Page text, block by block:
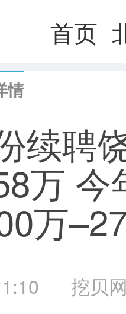
首页
情
续聘
万
万
挖贝